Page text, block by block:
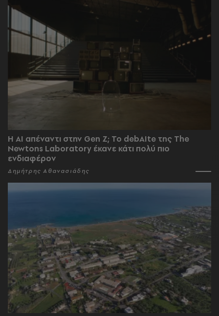
Η AI απέναντι στην Gen Z; Το debAIte της The
Newtons Laboratory έκανε κάτι πολύ πιο
ενδιαφέρον
Δημήτρης Αθανασιάδης